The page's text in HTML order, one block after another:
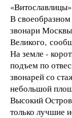
В
звонари
Великого,
На земле -
подъем по
звонарей со
небольшой
Высокий
только лучшие